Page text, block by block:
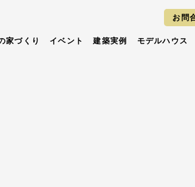
お問
家づくり イベント 建築実例 モデルハウス